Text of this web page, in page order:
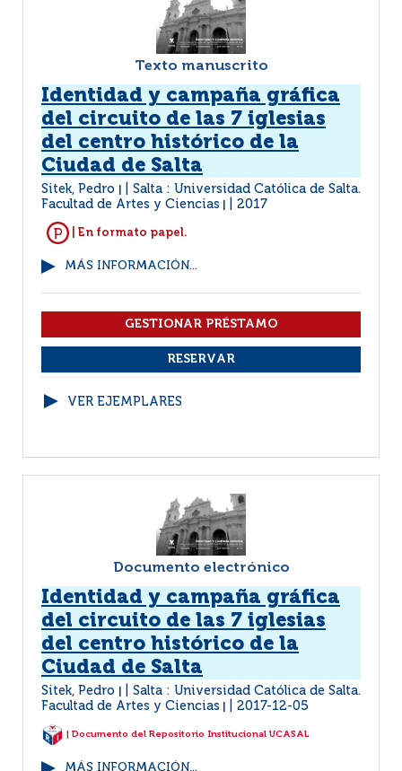
Texto manuscrito
Identidad y campaña gráfica
del circuito de las 7 iglesias
del centro histórico de la
Ciudad de Salta
Sitek, Pedro
Salta : Universidad Católica de Salta.
Facultad de Artes y Ciencias
2017
| En formato papel.
MÁS INFORMACIÓN...
VER EJEMPLARES
Documento electrónico
Identidad y campaña gráfica
del circuito de las 7 iglesias
del centro histórico de la
Ciudad de Salta
Sitek, Pedro
Salta : Universidad Católica de Salta.
Facultad de Artes y Ciencias
2017-12-05
| Documento del Repositorio Institucional UCASAL
MÁS INFORMACIÓN...